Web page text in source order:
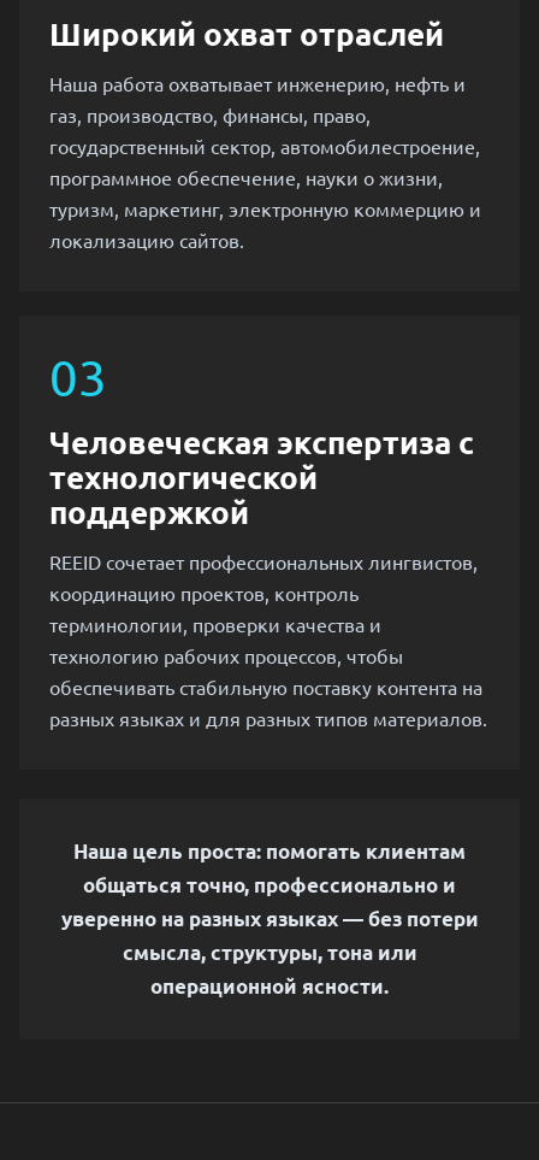
Широкий охват отраслей
Наша работа охватывает инженерию, нефть и
газ, производство, финансы, право,
государственный сектор, автомобилестроение,
программное обеспечение, науки о жизни,
туризм, маркетинг, электронную коммерцию и
локализацию сайтов.
03
Человеческая экспертиза с
технологической
поддержкой
REEID сочетает профессиональных лингвистов,
координацию проектов, контроль
терминологии, проверки качества и
технологию рабочих процессов, чтобы
обеспечивать стабильную поставку контента на
разных языках и для разных типов материалов.
Наша цель проста: помогать клиентам
общаться точно, профессионально и
уверенно на разных языках — без потери
смысла, структуры, тона или
операционной ясности.